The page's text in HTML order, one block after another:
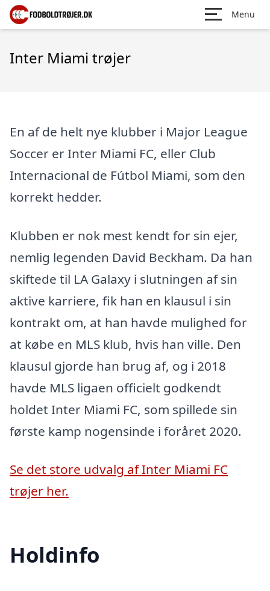
Menu
Inter Miami trøjer
En af de helt nye klubber i Major League
Soccer er Inter Miami FC, eller Club
Internacional de Fútbol Miami, som den
korrekt hedder.
Klubben er nok mest kendt for sin ejer,
nemlig legenden David Beckham. Da han
skiftede til LA Galaxy i slutningen af sin
aktive karriere, fik han en klausul i sin
kontrakt om, at han havde mulighed for
at købe en MLS klub, hvis han ville. Den
klausul gjorde han brug af, og i 2018
havde MLS ligaen officielt godkendt
holdet Inter Miami FC, som spillede sin
første kamp nogensinde i foråret 2020.
Se det store udvalg af Inter Miami FC
trøjer her.
Holdinfo